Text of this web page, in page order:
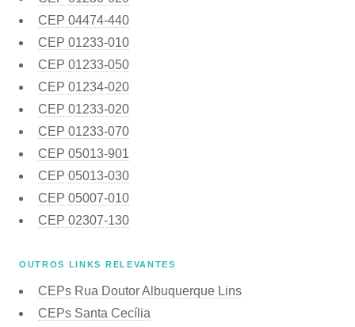
CEP 04474-440
CEP 01233-010
CEP 01233-050
CEP 01234-020
CEP 01233-020
CEP 01233-070
CEP 05013-901
CEP 05013-030
CEP 05007-010
CEP 02307-130
OUTROS LINKS RELEVANTES
CEPs Rua Doutor Albuquerque Lins
CEPs Santa Cecília